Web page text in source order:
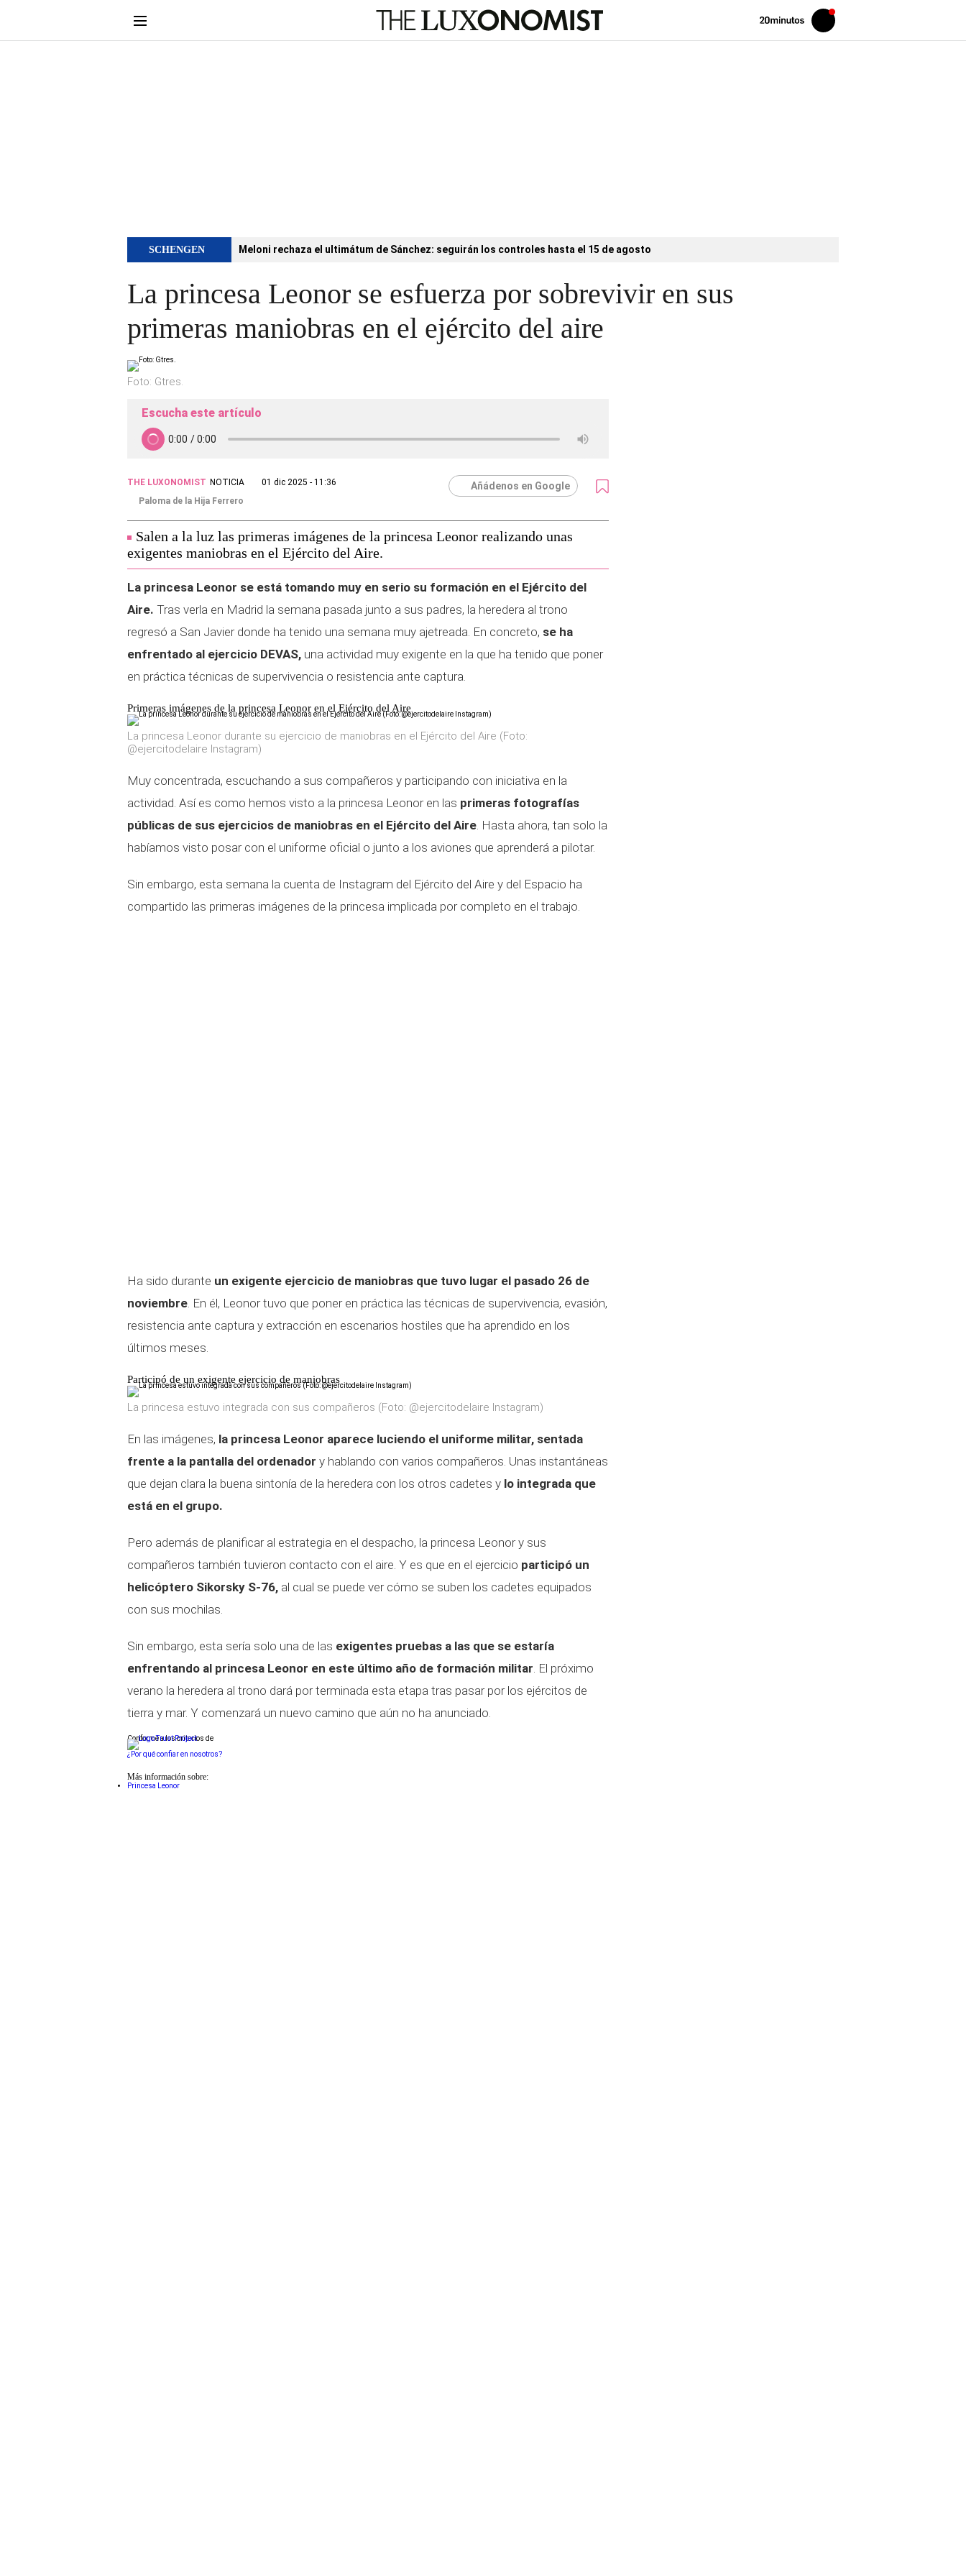
Volver
Iniciar
sesión
SCHENGEN Meloni rechaza el ultimátum de Sánchez: seguirán los controles hasta el 15 de agosto
La princesa Leonor se esfuerza por sobrevivir en sus
primeras maniobras en el ejército del aire
Foto: Gtres.
Escucha este artículo
THE LUXONOMIST NOTICIA
01 dic 2025 - 11:36
Paloma de la Hija Ferrero
Añádenos en Google
Salen a la luz las primeras imágenes de la princesa Leonor realizando unas
exigentes maniobras en el Ejército del Aire.
La princesa Leonor se está tomando muy en serio su formación en el Ejército del
Aire. Tras verla en Madrid la semana pasada junto a sus padres, la heredera al trono
regresó a San Javier donde ha tenido una semana muy ajetreada. En concreto, se ha
enfrentado al ejercicio DEVAS, una actividad muy exigente en la que ha tenido que poner
en práctica técnicas de supervivencia o resistencia ante captura.
Primeras imágenes de la princesa Leonor en el Ejército del Aire
La princesa Leonor durante su ejercicio de maniobras en el Ejército del Aire (Foto:
@ejercitodelaire Instagram)
Muy concentrada, escuchando a sus compañeros y participando con iniciativa en la
actividad. Así es como hemos visto a la princesa Leonor en las primeras fotografías
públicas de sus ejercicios de maniobras en el Ejército del Aire. Hasta ahora, tan solo la
habíamos visto posar con el uniforme oficial o junto a los aviones que aprenderá a pilotar.
Sin embargo, esta semana la cuenta de Instagram del Ejército del Aire y del Espacio ha
compartido las primeras imágenes de la princesa implicada por completo en el trabajo.
Ha sido durante un exigente ejercicio de maniobras que tuvo lugar el pasado 26 de
noviembre. En él, Leonor tuvo que poner en práctica las técnicas de supervivencia, evasión,
resistencia ante captura y extracción en escenarios hostiles que ha aprendido en los
últimos meses.
Participó de un exigente ejercicio de maniobras
La princesa estuvo integrada con sus compañeros (Foto: @ejercitodelaire Instagram)
En las imágenes, la princesa Leonor aparece luciendo el uniforme militar, sentada
frente a la pantalla del ordenador y hablando con varios compañeros. Unas instantáneas
que dejan clara la buena sintonía de la heredera con los otros cadetes y lo integrada que
está en el grupo.
Pero además de planificar al estrategia en el despacho, la princesa Leonor y sus
compañeros también tuvieron contacto con el aire. Y es que en el ejercicio participó un
helicóptero Sikorsky S-76, al cual se puede ver cómo se suben los cadetes equipados
con sus mochilas.
Sin embargo, esta sería solo una de las exigentes pruebas a las que se estaría
enfrentando al princesa Leonor en este último año de formación militar. El próximo
verano la heredera al trono dará por terminada esta etapa tras pasar por los ejércitos de
tierra y mar. Y comenzará un nuevo camino que aún no ha anunciado.
Conforme a los criterios de
¿Por qué confiar en nosotros?
Más información sobre:
Princesa Leonor